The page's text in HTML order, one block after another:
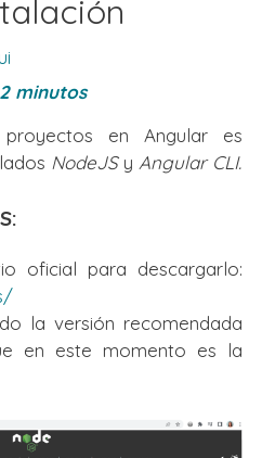
2 minutos
en Angular es
NodeJSy Angular CLI.
oficial para descargarlo:
la versión recomendada
en este momento es la